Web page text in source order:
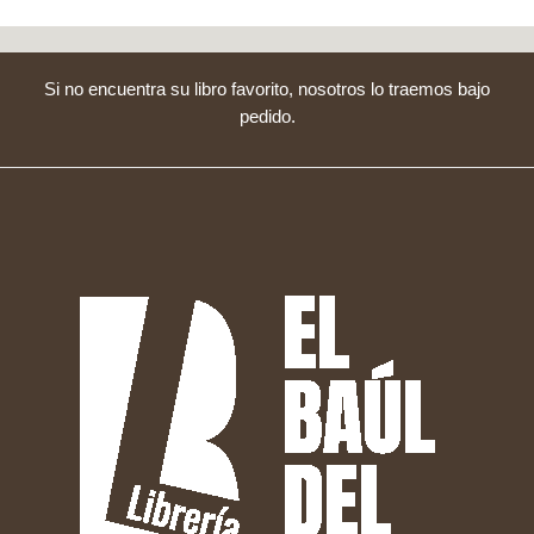
Si no encuentra su libro favorito, nosotros lo traemos bajo
pedido.